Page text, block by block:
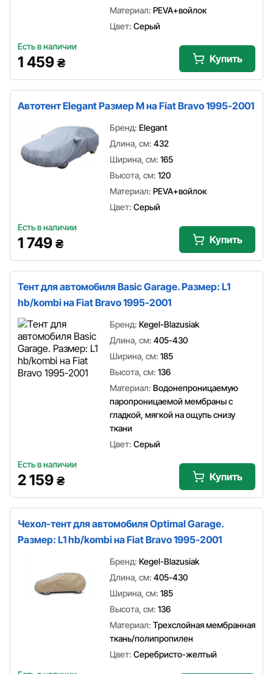
Материал: PEVA+войлок
Цвет: Серый
Есть в наличии
1 459 ₴ Купить
Автотент Elegant Размер M на Fiat Bravo 1995-2001
Бренд: Elegant
Длина, см: 432
Ширина, см: 165
Высота, см: 120
Материал: PEVA+войлок
Цвет: Серый
Есть в наличии
1 749 ₴ Купить
Тент для автомобиля Basic Garage. Размер: L1
hb/kombi на Fiat Bravo 1995-2001
Бренд: Kegel-Blazusiak
Длина, см: 405-430
Ширина, см: 185
Высота, см: 136
Материал: Водонепроницаемую
паропроницаемой мембраны с
гладкой, мягкой на ощупь снизу
ткани
Цвет: Серый
Есть в наличии
2 159 ₴ Купить
Чехол-тент для автомобиля Optimal Garage.
Размер: L1 hb/kombi на Fiat Bravo 1995-2001
Бренд: Kegel-Blazusiak
Длина, см: 405-430
Ширина, см: 185
Высота, см: 136
Материал: Трехслойная мембранная
ткань/полипропилен
Цвет: Серебристо-желтый